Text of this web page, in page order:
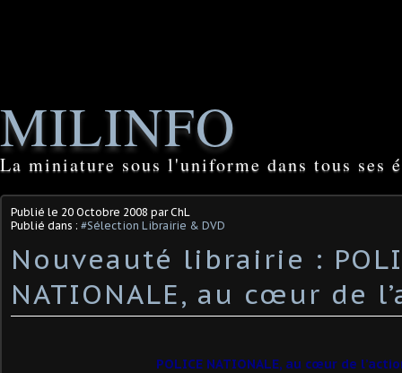
MILINFO
La miniature sous l'uniforme dans tous ses
Publié le 20 Octobre 2008 par ChL
Publié dans : #Sélection Librairie & DVD
Nouveauté librairie :
NATIONALE, au cœur de
POLICE NATIONALE, au cœur de